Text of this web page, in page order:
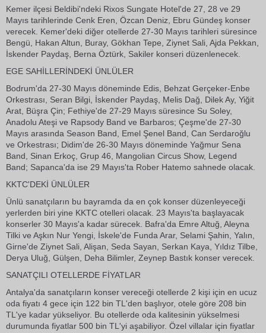
Kemer ilçesi Beldibi'ndeki Rixos Sungate Hotel'de 27, 28 ve 29
Mayıs tarihlerinde Cenk Eren, Özcan Deniz, Ebru Gündeş konser
verecek. Kemer'deki diğer otellerde 27-30 Mayıs tarihleri süresince
Bengü, Hakan Altun, Buray, Gökhan Tepe, Ziynet Sali, Ajda Pekkan,
İskender Paydaş, Berna Öztürk, Sakiler konseri düzenlenecek.
EGE SAHİLLERİNDEKİ ÜNLÜLER
Bodrum'da 27-30 Mayıs döneminde Edis, Behzat Gerçeker-Enbe
Orkestrası, Seran Bilgi, İskender Paydaş, Melis Dağ, Dilek Ay, Yiğit
Arat, Büşra Çin; Fethiye'de 27-29 Mayıs süresince Su Soley,
Anadolu Ateşi ve Rapsody Band ve Barbaros; Çeşme'de 27-30
Mayıs arasında Season Band, Emel Şenel Band, Can Serdaroğlu
ve Orkestrası; Didim'de 26-30 Mayıs döneminde Yağmur Sena
Band, Sinan Erkoç, Grup 46, Mangolian Circus Show, Legend
Band; Sapanca'da ise 29 Mayıs'ta Rober Hatemo sahnede olacak.
KKTC'DEKİ ÜNLÜLER
Ünlü sanatçıların bu bayramda da en çok konser düzenleyeceği
yerlerden biri yine KKTC otelleri olacak. 23 Mayıs'ta başlayacak
konserler 30 Mayıs'a kadar sürecek. Bafra'da Emre Altuğ, Aleyna
Tilki ve Aşkın Nur Yengi, İskele'de Funda Arar, Selami Şahin, Yalın,
Girne'de Ziynet Sali, Alişan, Seda Sayan, Serkan Kaya, Yıldız Tilbe,
Derya Uluğ, Gülşen, Deha Bilimler, Zeynep Bastık konser verecek.
SANATÇILI OTELLERDE FİYATLAR
Antalya'da sanatçıların konser vereceği otellerde 2 kişi için en ucuz
oda fiyatı 4 gece için 122 bin TL'den başlıyor, otele göre 208 bin
TL'ye kadar yükseliyor. Bu otellerde oda kalitesinin yükselmesi
durumunda fiyatlar 500 bin TL'yi aşabiliyor. Özel villalar için fiyatlar